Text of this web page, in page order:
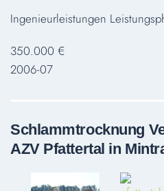
Ingenieurleistungen
350.000 €
2006-07
Schlammtrocknung
AZV Pfattertal in